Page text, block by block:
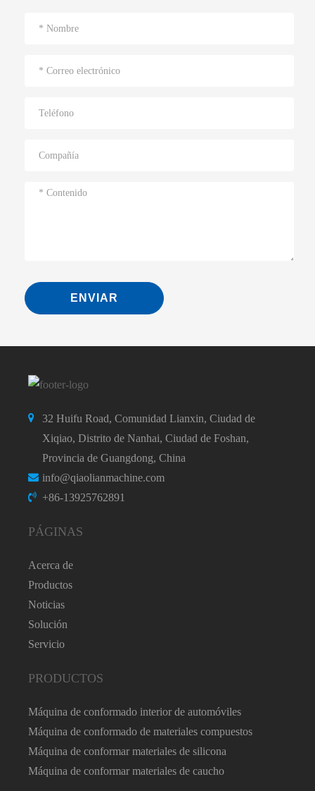
ENVIAR
32 Huifu Road, Comunidad Lianxin, Ciudad de
Xiqiao, Distrito de Nanhai, Ciudad de Foshan,
Provincia de Guangdong, China
info@qiaolianmachine.com
+86-13925762891
PÁGINAS
Acerca de
Productos
Noticias
Solución
Servicio
PRODUCTOS
Máquina de conformado interior de automóviles
Máquina de conformado de materiales compuestos
Máquina de conformar materiales de silicona
Máquina de conformar materiales de caucho